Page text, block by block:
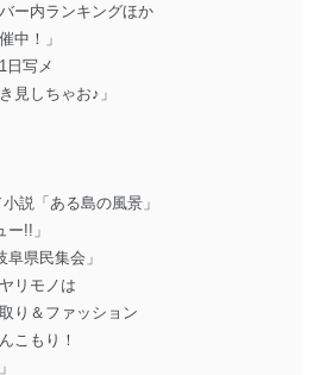
ー内ランキングほか
中！」
日写メ
見しちゃお♪」
説「ある島の風景」
!!」
県民集会」
リモノは
り＆ファッション
こもり！